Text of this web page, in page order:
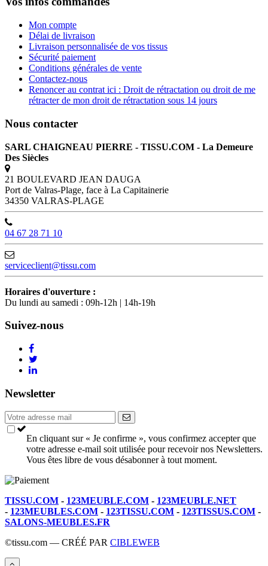
Mon compte
Délai de livraison
Livraison personnalisée de vos tissus
Sécurité paiement
Conditions générales de vente
Contactez-nous
Renoncer au contrat ici : Droit de rétractation ou droit de me
rétracter de mon droit de rétractation sous 14 jours
Nous contacter
SARL CHAIGNEAU PIERRE - TISSU.COM - La Demeure
Des Siècles
21 BOULEVARD JEAN DAUGA
Port de Valras-Plage, face à La Capitainerie
34350 VALRAS-PLAGE
04 67 28 71 10
serviceclient@tissu.com
Horaires d'ouverture :
Du lundi au samedi : 09h-12h | 14h-19h
Suivez-nous
Newsletter
En cliquant sur « Je confirme », vous confirmez accepter que
votre adresse e-mail soit utilisée pour recevoir nos Newsletters.
Vous êtes libre de vous désabonner à tout moment.
TISSU.COM - 123MEUBLE.COM - 123MEUBLE.NET
- 123MEUBLES.COM - 123TISSU.COM - 123TISSUS.COM -
SALONS-MEUBLES.FR
©tissu.com — CRÉÉ PAR CIBLEWEB